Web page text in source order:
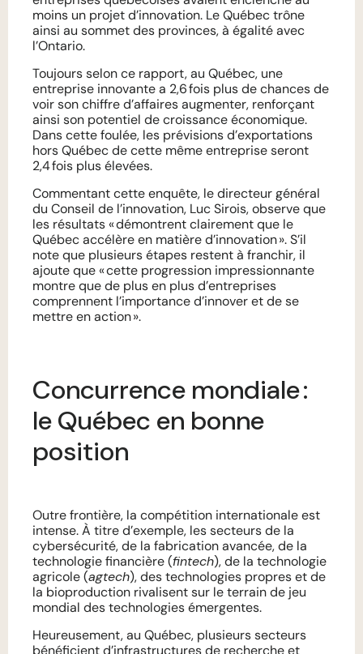
moins un projet d’innovation. Le Québec trône
ainsi au sommet des provinces, à égalité avec
l’Ontario.
Toujours selon ce rapport, au Québec, une
entreprise innovante a 2,6 fois plus de chances de
voir son chiffre d’affaires augmenter, renforçant
ainsi son potentiel de croissance économique.
Dans cette foulée, les prévisions d’exportations
hors Québec de cette même entreprise seront
2,4 fois plus élevées.
Commentant cette enquête, le directeur général
du Conseil de l’innovation, Luc Sirois, observe que
les résultats «démontrent clairement que le
Québec accélère en matière d’innovation». S’il
note que plusieurs étapes restent à franchir, il
ajoute que «cette progression impressionnante
montre que de plus en plus d’entreprises
comprennent l’importance d’innover et de se
mettre en action».
Concurrence mondiale :
le Québec en bonne
position
Outre frontière, la compétition internationale est
intense. À titre d’exemple, les secteurs de la
cybersécurité, de la fabrication avancée, de la
technologie financière (fintech), de la technologie
agricole (agtech), des technologies propres et de
la bioproduction rivalisent sur le terrain de jeu
mondial des technologies émergentes.
Heureusement, au Québec, plusieurs secteurs
bénéficient d’infrastructures de recherche et